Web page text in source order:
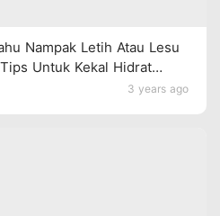
3 years ago
Nampak Letih Atau Lesu
Untuk Kekal Hidrat